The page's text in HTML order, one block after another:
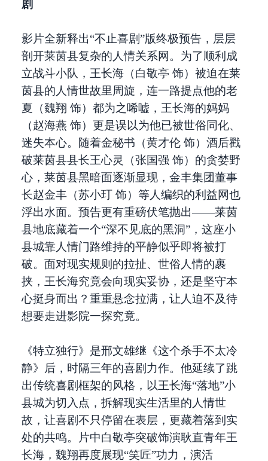
剧
影片全新释出“不止喜剧”版终极预告，层层
剖开莱茵县复杂的人情关系网。为了顺利成
立战斗小队，王长海（白敬亭 饰）被迫在莱
茵县的人情世故里周旋，连一路提点他的老
夏（魏翔 饰）都为之唏嘘，王长海的妈妈
（赵海燕 饰）更是误以为他已被世俗同化、
迷失本心。随着金秘书（黄才伦 饰）酒后戳
破莱茵县县长王心灵（张国强 饰）的贪婪野
心，莱茵县黑暗面逐渐显现，金丰集团董事
长赵金丰（苏小玎 饰）等人编织的利益网也
浮出水面。预告更有重磅伏笔抛出——莱茵
县地底藏着一个“深不见底的黑洞”，这座小
县城靠人情门路维持的平静似乎即将被打
破。面对现实规则的拉扯、世俗人情的裹
挟，王长海究竟会向现实妥协，还是坚守本
心挺身而出？重重悬念拉满，让人迫不及待
想要走进影院一探究竟。
《特立独行》是邢文雄继《这个杀手不太冷
静》后，时隔三年的喜剧力作。他延续了跳
出传统喜剧框架的风格，以王长海“落地”小
县城为切入点，拆解现实生活里的人情世
故，让喜剧不只停留在表层，更藏着落到实
处的共鸣。片中白敬亭突破饰演耿直青年王
长海，魏翔再度展现“笑匠”功力，演活